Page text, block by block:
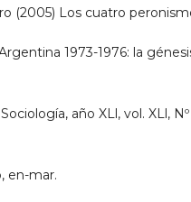
(2005) Los cuatro
1973-1976: la
año XLl, vol. XLl,
en-mar.